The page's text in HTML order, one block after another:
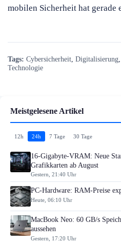
mobilen Sicherheit hat gerade
Tags: Cybersicherheit Digitalisierung
Technologie
Meistgelesene Artikel
12h 24h 7 Tage 30 Tage
16-Gigabyte-VRAM: Neue
Grafikkarten ab August
Gestern, 21:40 Uhr
PC-Hardware: RAM-Preise
Heute, 06:10 Uhr
MacBook Neo: 60 GB/s
aussehen
Gestern, 17:20 Uhr